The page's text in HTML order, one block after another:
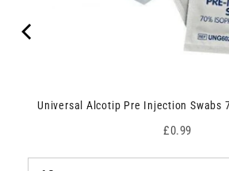
Universal Alcotip Pre Injection Swabs
Price
£0.99